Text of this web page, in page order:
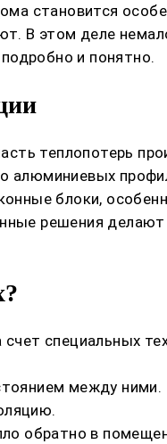
становится
В этом деле
и понятно.
теплопотерь
алюминиевых
блоки,
решения
специальных
между ними.
обратно в